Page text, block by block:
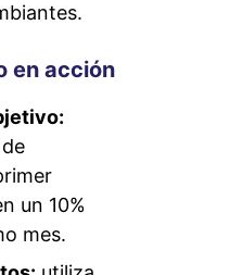
en acción
un 10%
mes.